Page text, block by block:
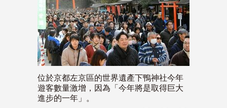
位於京都左京區的世界遺產下鴨神社今年
遊客數量激增，因為「今年將是取得巨大
進步的一年」。